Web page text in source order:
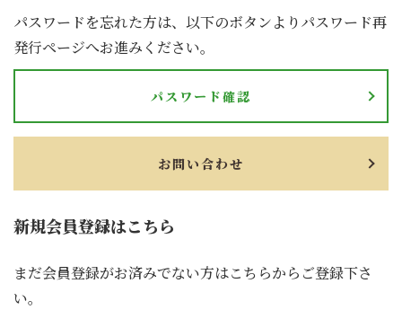
新規会員登録はこちら
まだ会員登録がお済みでない方はこちらからご登録下さ
い。
パスワードを忘れた方は、以下のボタンよりパスワード再
発行ページへお進みください。
パスワード確認
お問い合わせ